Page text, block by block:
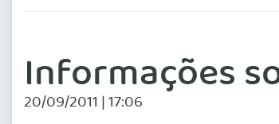
Informações
20/09/2011 | 17:06